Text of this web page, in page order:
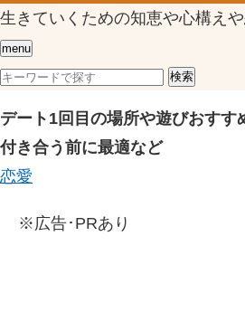
生きていくための知恵や心構え
menu
デート1回目の場所や遊びおすす
付き合う前に最適など
恋愛
※広告･PRあり